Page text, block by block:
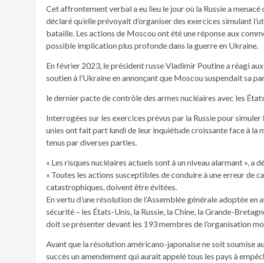
Cet affrontement verbal a eu lieu le jour où la Russie a
déclaré qu’elle prévoyait d’organiser des exercices simulant
bataille. Les actions de Moscou ont été une réponse aux
possible implication plus profonde dans la guerre en Ukraine.
En février 2023, le président russe Vladimir Poutine a réagi
soutien à l’Ukraine en annonçant que Moscou suspendait sa
le dernier pacte de contrôle des armes nucléaires avec les
Interrogées sur les exercices prévus par la Russie pour
unies ont fait part lundi de leur inquiétude croissante face à la
tenus par diverses parties.
« Les risques nucléaires actuels sont à un niveau alarmant »,
« Toutes les actions susceptibles de conduire à une erreur de
catastrophiques, doivent être évitées.
En vertu d’une résolution de l’Assemblée générale adoptée
sécurité – les États-Unis, la Russie, la Chine, la Grande-
doit se présenter devant les 193 membres de l’organisation
Avant que la résolution américano-japonaise ne soit soumise
succès un amendement qui aurait appelé tous les pays à